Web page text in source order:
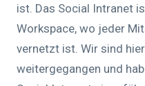
ist. Das Social Intranet
Workspace, wo jeder
vernetzt ist. Wir sind
weitergegangen und